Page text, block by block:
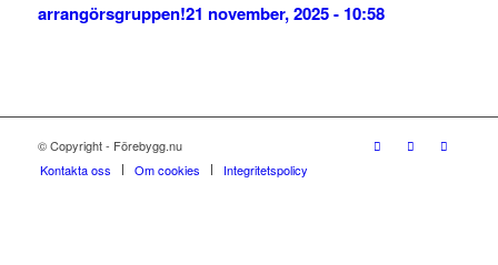
arrangörsgruppen!21 november, 2025 - 10:58
© Copyright - Förebygg.nu
Kontakta oss
Om cookies Integritetspolicy